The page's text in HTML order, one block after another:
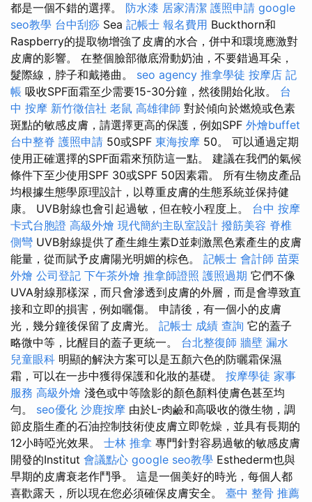
都是一個不錯的選擇。 防水漆 居家清潔 護照申請 google
seo教學 台中刮痧 Sea 記帳士 報名費用 Buckthorn和
Raspberry的提取物增強了皮膚的水合，併中和環境應激對
皮膚的影響。 在整個臉部徹底滑動奶油，不要錯過耳朵，
髮際線，脖子和戴捲曲。 seo agency 推拿學徒 按摩店 記
帳 吸收SPF面霜至少需要15-30分鐘，然後開始化妝。 台
中 按摩 新竹徵信社 老鼠 高雄律師 對於傾向於燃燒或色素
斑點的敏感皮膚，請選擇更高的保護，例如SPF 外燴buffet
台中整脊 護照申請 50或SPF 東海按摩 50。 可以通過定期
使用正確選擇的SPF面霜來預防這一點。 建議在我們的氣候
條件下至少使用SPF 30或SPF 50因素霜。 所有生物皮產品
均根據生態學原理設計，以尊重皮膚的生態系統並保持健
康。 UVB射線也會引起過敏，但在較小程度上。 台中 按摩
卡式台胞證 高級外燴 現代簡約主臥室設計 撥筋美容 脊椎
側彎 UVB射線提供了產生維生素D並刺激黑色素產生的皮膚
能量，從而賦予皮膚陽光明媚的棕色。 記帳士 會計師 苗栗
外燴 公司登記 下午茶外燴 推拿師證照 護照過期 它們不像
UVA射線那樣深，而只會滲透到皮膚的外層，而是會導致直
接和立即的損害，例如曬傷。 申請後，有一個小的皮膚
光，幾分鐘後保留了皮膚光。 記帳士 成績 查詢 它的蓋子
略微中等，比醒目的蓋子更統一。 台北整復師 牆壁 漏水
兒童眼科 明顯的解決方案可以是五顏六色的防曬霜保濕
霜，可以在一步中獲得保護和化妝的基礎。 按摩學徒 家事
服務 高級外燴 淺色或中等陰影的顏色顏料使膚色甚至均
勻。 seo優化 沙鹿按摩 由於L-肉鹼和高吸收的微生物，調
節皮脂生產的石油控制技術使皮膚立即乾燥，並具有長期的
12小時啞光效果。 士林 推拿 專門針對容易過敏的敏感皮膚
開發的Institut 會議點心 google seo教學 Esthederm也與
早期的皮膚衰老作鬥爭。 這是一個美好的時光，每個人都
喜歡露天，所以現在您必須確保皮膚安全。 臺中 整骨 推薦